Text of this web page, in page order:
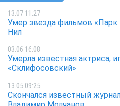
13.07 11:27
Умер звезда фильмов
Нил
03.06 16:08
Умерла известная актриса,
«Склифосовский»
13.05 09:25
Скончался известный